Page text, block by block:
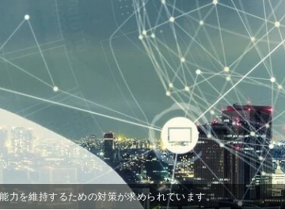
力を維持するための対策が求められています。